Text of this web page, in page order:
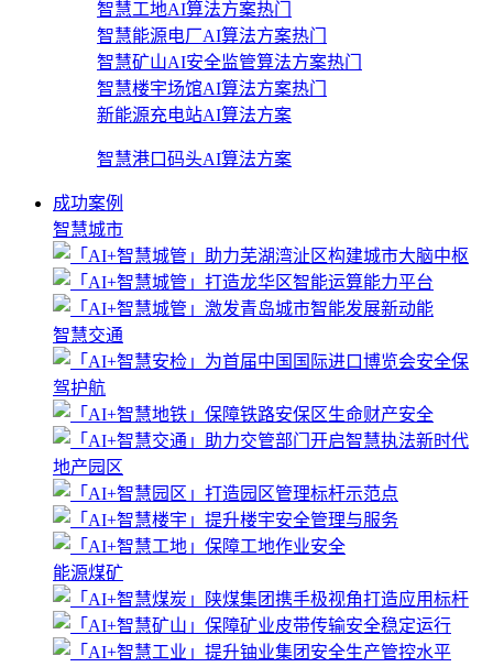
智慧工地AI算法方案热门
智慧能源电厂AI算法方案热门
智慧矿山AI安全监管算法方案热门
智慧楼宇场馆AI算法方案热门
新能源充电站AI算法方案
智慧港口码头AI算法方案
成功案例
智慧城市
智慧交通
地产园区
能源煤矿